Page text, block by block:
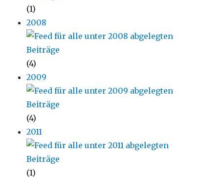
(1)
2008
(4)
2009
(4)
2011
(1)